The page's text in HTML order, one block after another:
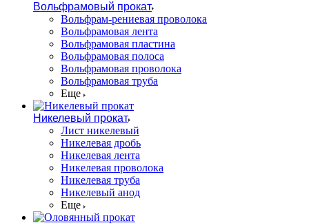
Вольфрамовый прокат
Вольфрам-рениевая проволока
Вольфрамовая лента
Вольфрамовая пластина
Вольфрамовая полоса
Вольфрамовая проволока
Вольфрамовая труба
Еще
Никелевый прокат
Лист никелевый
Никелевая дробь
Никелевая лента
Никелевая проволока
Никелевая труба
Никелевый анод
Еще